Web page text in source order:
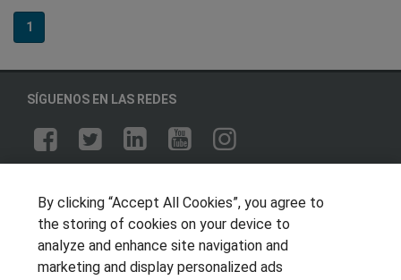
1
SÍGUENOS EN LAS REDES
Muro de los idiomas
Hablemos de empleo
Locos por las becas
By clicking “Accept All Cookies”, you agree to
the storing of cookies on your device to
analyze and enhance site navigation and
marketing and display personalized ads